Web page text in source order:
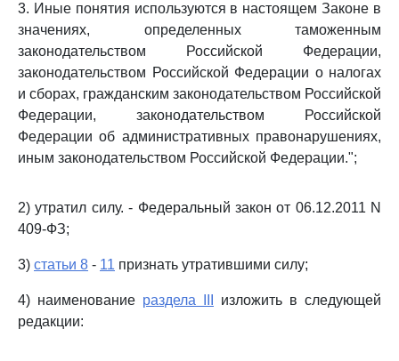
3. Иные понятия используются в настоящем Законе в
значениях, определенных таможенным
законодательством Российской Федерации,
законодательством Российской Федерации о налогах
и сборах, гражданским законодательством Российской
Федерации, законодательством Российской
Федерации об административных правонарушениях,
иным законодательством Российской Федерации.";
2) утратил силу. - Федеральный закон от 06.12.2011 N
409-ФЗ;
3) статьи 8 - 11 признать утратившими силу;
4) наименование раздела III
изложить в следующей
редакции: